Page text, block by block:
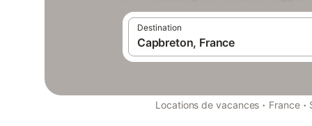
Destination
Locations de vacances · France ·